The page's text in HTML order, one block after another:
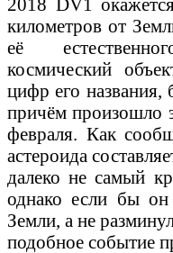
километров от
её
космический
цифр его названия,
причём произошло
февраля. Как
астероида
далеко не самый
однако если бы
Земли, а не
подобное событие